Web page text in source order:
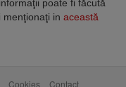
poate fi făcută
in această
Cookies Contact